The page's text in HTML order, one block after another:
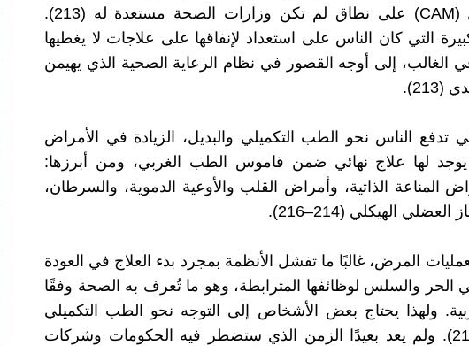
التكميلي والبديل (CAM) على نطاق لم تكن وزارات الصحة مستعدة له (213).
التي كان الناس على استعداد لإنفاقها على علاجات لا يغطيها
الغالب، إلى أوجه القصور في نظام الرعاية الصحية الذي يهيمن
تدفع الناس نحو الطب التكميلي والبديل، الزيادة في الأمراض
يوجد لها علاج نهائي ضمن قاموس الطب الغربي، ومن أبرزها:
المناعة الذاتية، وأمراض القلب والأوعية الدموية، والسرطان،
الهيكلي (214–216).
لعمليات المرض، غالبًا ما تفشل الأنظمة بمجرد بدء العلاج في العودة
الحر والسلس لوظائفها المترابطة، وهو ما تُعرف به الصحة وفقًا
ولهذا يحتاج بعض الأشخاص إلى التوجه نحو الطب التكميلي
والبديل (217، 218). ولم يعد بعيدًا الزمن الذي ستضطر فيه الحكومات وشركات